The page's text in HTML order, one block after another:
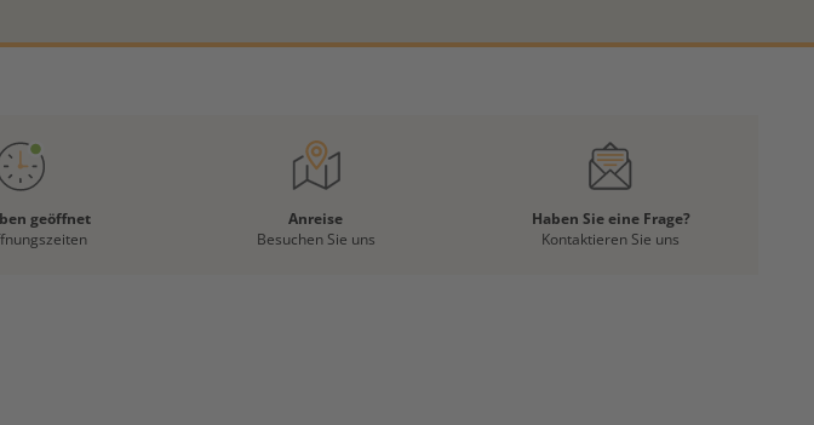
geöffnet
Anreise
Besuchen Sie uns
Haben Sie eine Frage?
Kontaktieren Sie uns